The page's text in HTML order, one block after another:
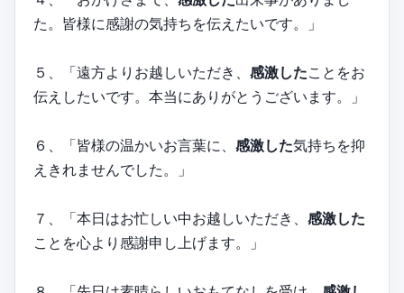
た。皆様に感謝の気持ちを伝えたいです。」
５、「遠方よりお越しいただき、 感激したことをお
伝えしたいです。本当にありがとうございます。」
６、「皆様の温かいお言葉に、 感激した気持ちを抑
えきれませんでした。」
７、「本日はお忙しい中お越しいただき、 感激した
ことを心より感謝申し上げます。」